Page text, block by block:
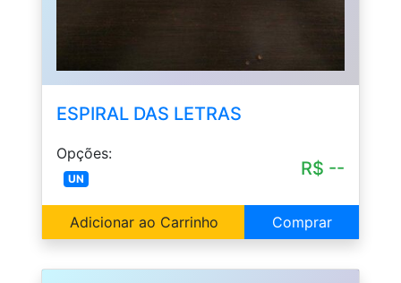
ESPIRAL DAS LETRAS
Opções:
UN R$ --
Adicionar ao Carrinho Comprar